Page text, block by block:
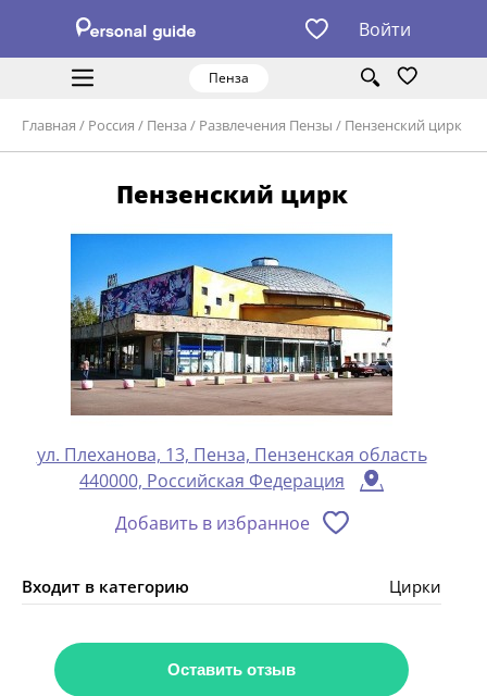
Войти
Пенза
Главная / Россия / Пенза / Развлечения Пензы / Пензенский цирк
Пензенский цирк
ул. Плеханова, 13, Пенза, Пензенская область
440000, Российская Федерация
Добавить в избранное
Входит в категорию Цирки
Оставить отзыв